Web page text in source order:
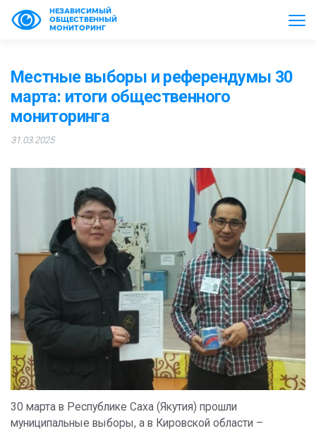
НЕЗАВИСИМЫЙ
ОБЩЕСТВЕННЫЙ
МОНИТОРИНГ
Местные выборы и референдумы 30
марта: итоги общественного
мониторинга
31.03.2025
30 марта в Республике Саха (Якутия) прошли
муниципальные выборы, а в Кировской области –